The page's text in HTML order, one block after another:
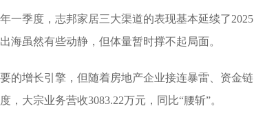
一季度，志邦家居三大渠道的表现基本延续了2025
海虽然有些动静，但体量暂时撑不起局面。
的增长引擎，但随着房地产企业接连暴雷、资金链
大宗业务营收3083.22万元，同比“腰斩”。